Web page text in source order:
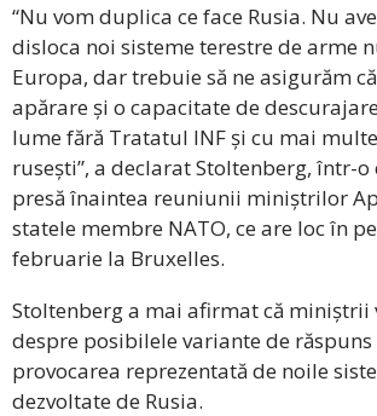
“Nu vom duplica ce face Rusia. Nu
disloca noi sisteme terestre de arme
Europa, dar trebuie să ne asigurăm
apărare și o capacitate de
lume fără Tratatul INF și cu mai
rusești”, a declarat Stoltenberg, într-
presă înaintea reuniunii miniștrilor
statele membre NATO, ce are loc în
februarie la Bruxelles.
Stoltenberg a mai afirmat că miniștrii
despre posibilele variante de
provocarea reprezentată de noile
dezvoltate de Rusia.